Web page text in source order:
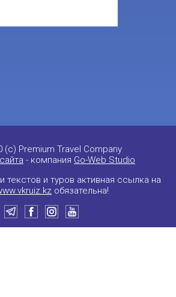
(c) Premium Travel Company
- компания Go-Web Studio
текстов и туров активная ссылка на
обязательна!